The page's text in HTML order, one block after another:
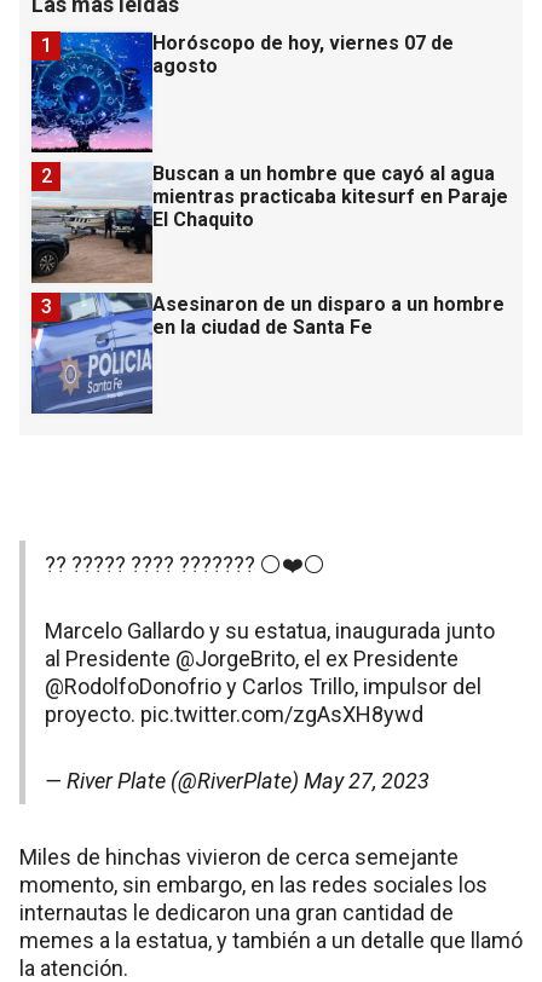
Horóscopo de hoy, viernes 07 de
agosto
1
Buscan a un hombre que cayó al agua
mientras practicaba kitesurf en Paraje
El Chaquito
2
Asesinaron de un disparo a un hombre
en la ciudad de Santa Fe
3
?? ????? ???? ??????? ⚪️❤️⚪️
Marcelo Gallardo y su estatua, inaugurada junto
al Presidente @JorgeBrito, el ex Presidente
@RodolfoDonofrioy Carlos Trillo, impulsor del
proyecto. pic.twitter.com/zgAsXH8ywd
— River Plate (@RiverPlate) May 27, 2023
Miles de hinchas vivieron de cerca semejante
momento, sin embargo, en las redes sociales los
internautas le dedicaron una gran cantidad de
memes a la estatua, y también a un detalle que llamó
la atención.